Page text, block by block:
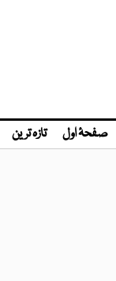
صفحۂ اول تازہ ترین